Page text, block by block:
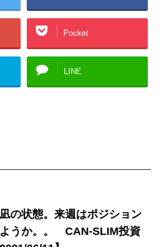
Pocket
LINE
の状態。来週はポジション
うか。。 CAN-SLIM投資